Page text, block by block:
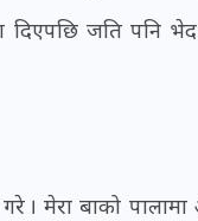
दिएपछि जति पनि
। मेरा बाको